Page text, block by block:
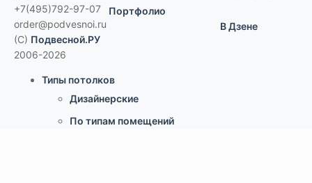
+7(495)792-97-07
order@podvesnoi.ru
(C) Подвесной.РУ
2006-2026
Портфолио
В Дзене
Типы потолков
Дизайнерские
По типам помещений